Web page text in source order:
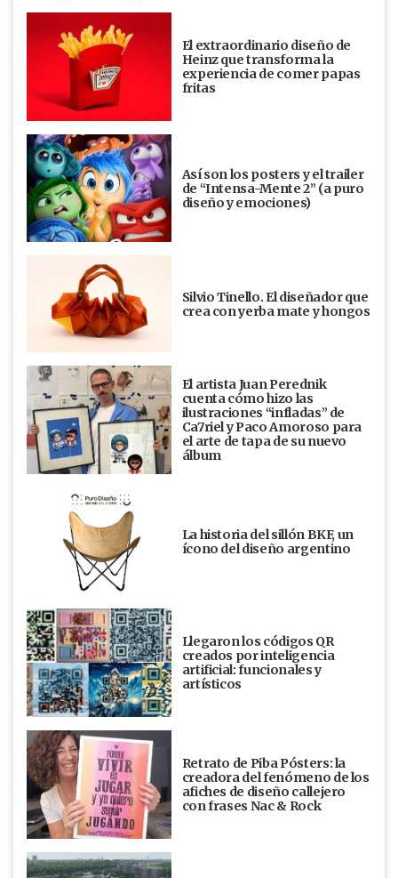
El extraordinario diseño de
Heinz que transforma la
experiencia de comer papas
fritas
Así son los posters y el trailer
de “Intensa-Mente 2” (a puro
diseño y emociones)
Silvio Tinello. El diseñador que
crea con yerba mate y hongos
El artista Juan Perednik
cuenta cómo hizo las
ilustraciones “infladas” de
Ca7riel y Paco Amoroso para
el arte de tapa de su nuevo
álbum
La historia del sillón BKF, un
ícono del diseño argentino
Llegaron los códigos QR
creados por inteligencia
artificial: funcionales y
artísticos
Retrato de Piba Pósters: la
creadora del fenómeno de los
afiches de diseño callejero
con frases Nac & Rock